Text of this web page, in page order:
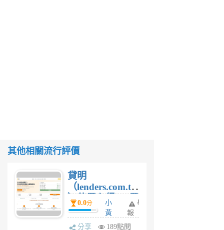
其他相關流行評價
貸明
（lenders.com.tw
）使用心得 — 民
間貸款比較平台
體驗
0.0分
小
黃
蜂
舉
報
分享
189點閱